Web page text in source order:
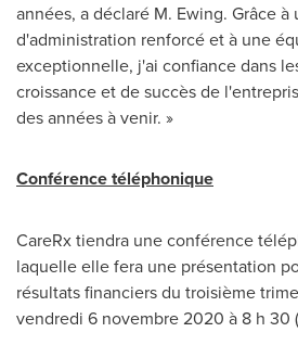
années, a déclaré M. Ewing. Grâce à
d'administration renforcé et à une
exceptionnelle, j'ai confiance dans
croissance et de succès de
des années à venir. »
Conférence téléphonique
CareRx tiendra une conférence
laquelle elle fera une présentation
résultats financiers du troisième
vendredi 6 novembre 2020 à 8 h 30